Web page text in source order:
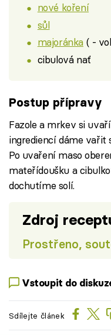
nové koření
sůl
majoránka( -
cibulová nať
Postup přípravy
Fazole a mrkev si
ingrediencí dáme vařit
Po uvaření maso
mateřídoušku a
dochutíme solí.
Zdroj
Prostřeno,
Vstoupit do
Sdílejte článek